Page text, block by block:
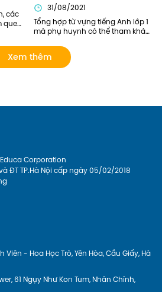
các
quen
làm
bản
có
31/08/2021
Tổng hợp từ vựng tiếng Anh lớp 1
mà phụ huynh có thể tham khảo.
chọn các khóa học của Edupia
để cập nhật cho con hệ thống từ
vựng đầy đủ và bài bản nhất!
Xem thêm
Corporation
ĐT TP.Hà Nội cấp ngày 05/02/2018
Viên - Hoa Học Trò, Yên Hòa, Cầu Giấy, Hà
61 Ngụy Như Kon Tum, Nhân Chính,